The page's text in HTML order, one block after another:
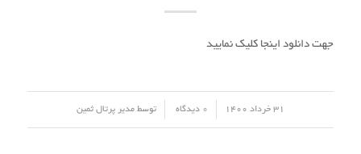
جهت دانلود اینجا کلیک نمایید
31 خرداد 1400 / 0 دیدگاه توسط مدیر پرتال ثمین